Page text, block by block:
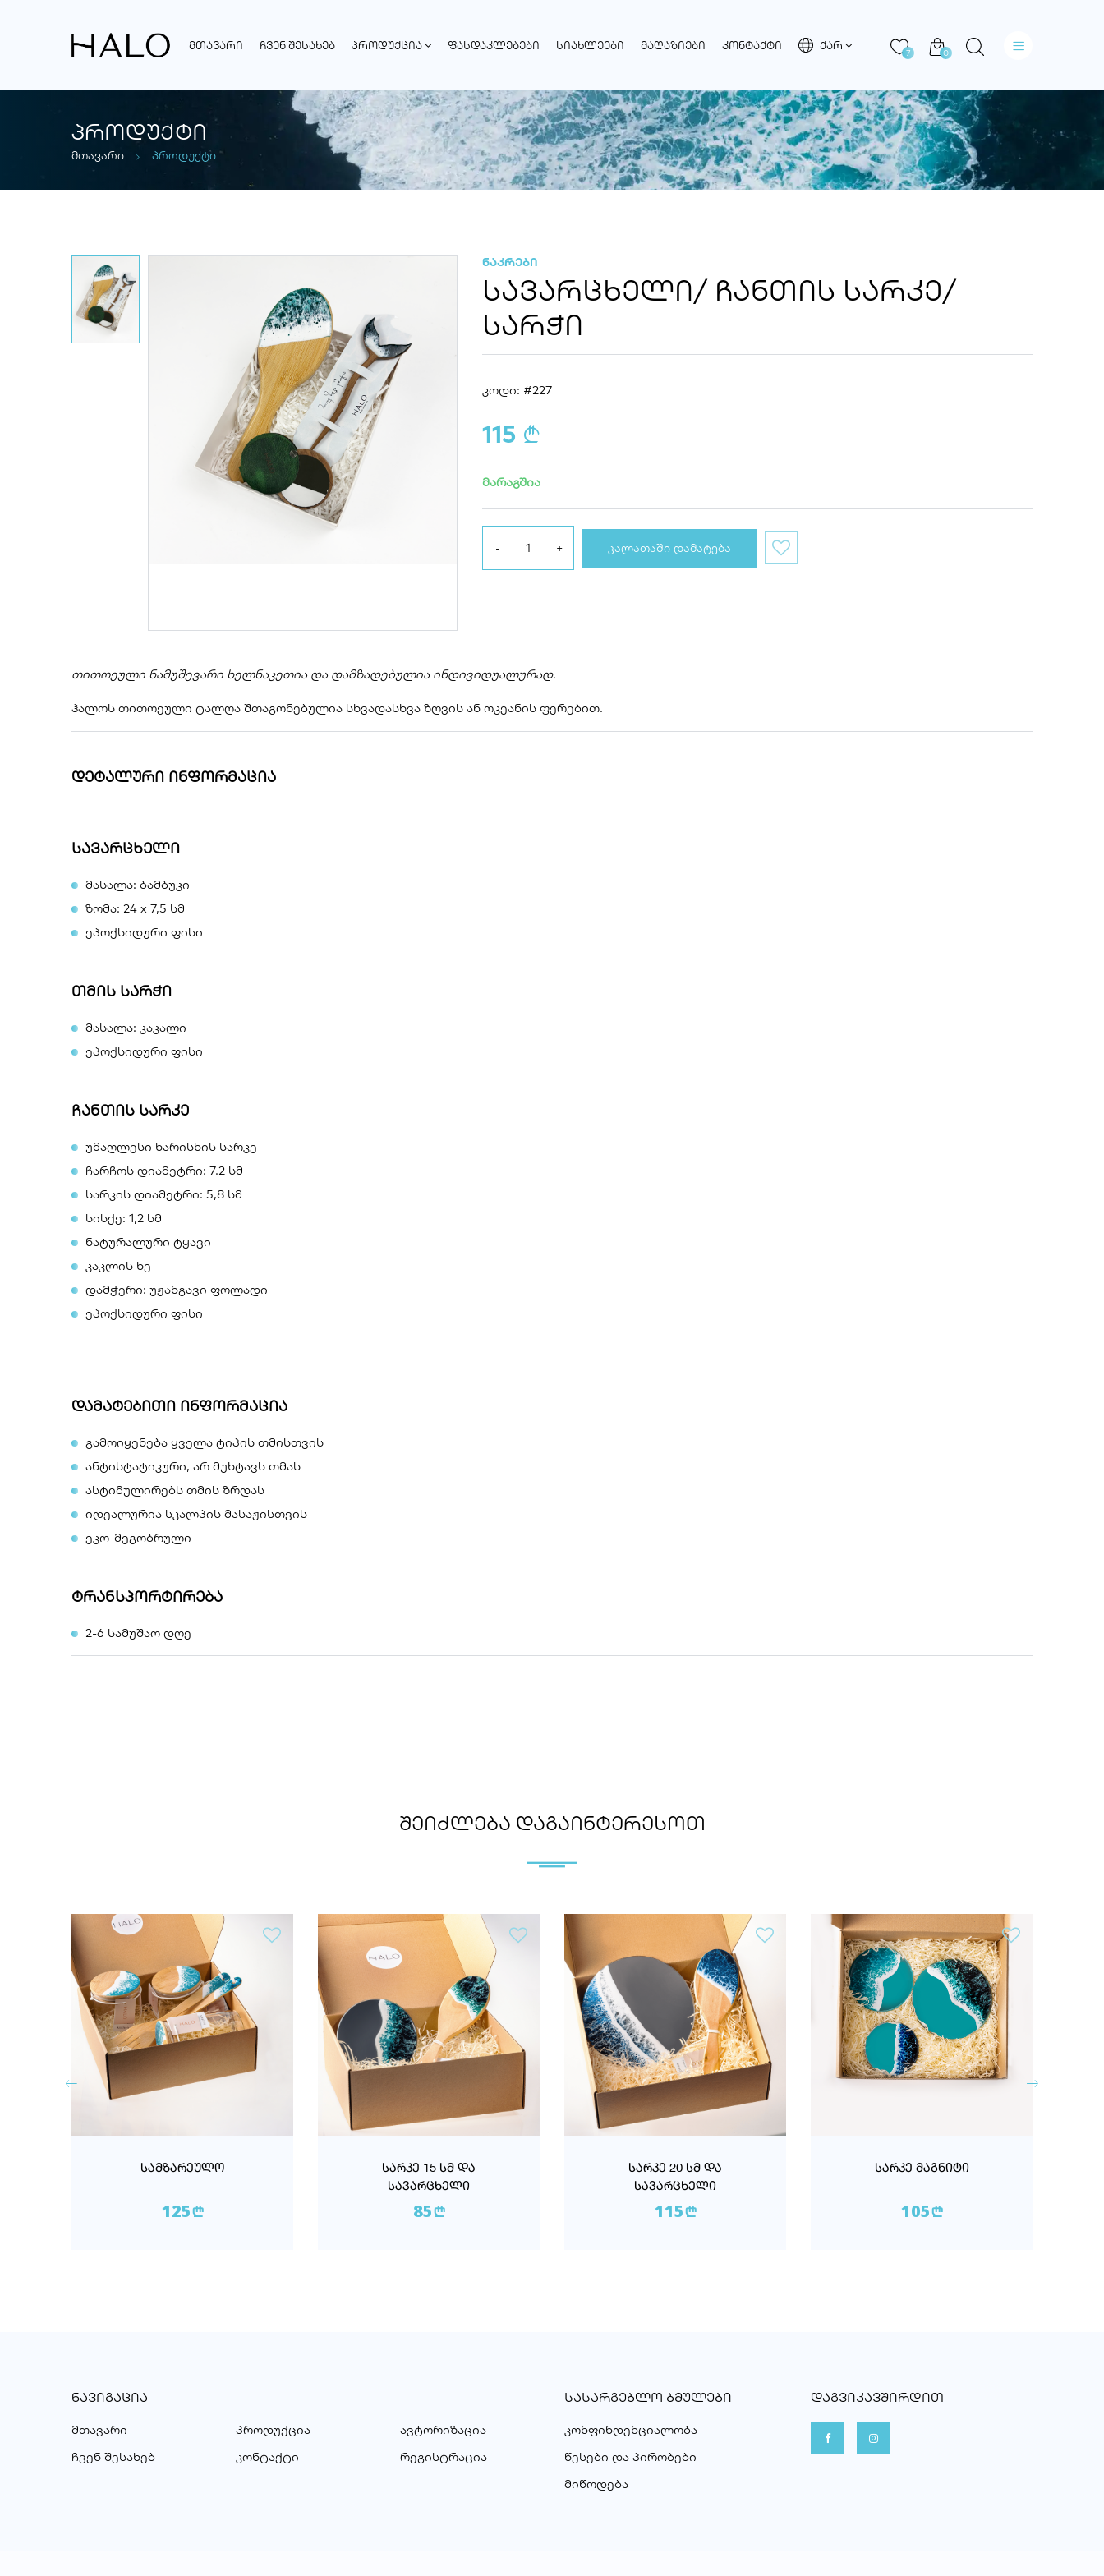
ᲛᲗᲐᲕᲐᲠᲘ ᲩᲕᲔᲜ ᲨᲔᲡᲐᲮᲔᲑ ᲞᲠᲝᲓᲣᲥᲪᲘᲐ ᲤᲐᲡᲓᲐᲙᲚᲔᲑᲔᲑᲘ ᲡᲘᲐᲮᲚᲔᲔᲑᲘ ᲛᲐᲦᲐᲖᲘᲔᲑᲘ ᲙᲝᲜᲢᲐᲥᲢᲘ ᲥᲐᲠ
7 0
ᲞᲠᲝᲓᲣᲥᲢᲘ
მთავარი პროდუქტი
ნაკრები
ᲡᲐᲕᲐᲠᲪᲮᲔᲚᲘ/ ᲩᲐᲜᲗᲘᲡ ᲡᲐᲠᲙᲔ/
ᲡᲐᲠᲭᲘ
კოდი: #227
115 a
მარაგშია
ᲙᲐᲚᲐᲗᲐᲨᲘ ᲓᲐᲛᲐᲢᲔᲑᲐ
თითოეული ნამუშევარი ხელნაკეთია და დამზადებულია ინდივიდუალურად.
ჰალოს თითოეული ტალღა შთაგონებულია სხვადასხვა ზღვის ან ოკეანის ფერებით.
დეტალური ინფორმაცია
სავარცხელი
მასალა: ბამბუკი
ზომა: 24 x 7,5 სმ
ეპოქსიდური ფისი
თმის სარჭი
მასალა: კაკალი
ეპოქსიდური ფისი
ჩანთის სარკე
უმაღლესი ხარისხის სარკე
ჩარჩოს დიამეტრი: 7.2 სმ
სარკის დიამეტრი: 5,8 სმ
სისქე: 1,2 სმ
ნატურალური ტყავი
კაკლის ხე
დამჭერი: უჟანგავი ფოლადი
ეპოქსიდური ფისი
დამატებითი ინფორმაცია
გამოიყენება ყველა ტიპის თმისთვის
ანტისტატიკური, არ მუხტავს თმას
ასტიმულირებს თმის ზრდას
იდეალურია სკალპის მასაჟისთვის
ეკო-მეგობრული
ტრანსპორტირება
2-6 სამუშაო დღე
ᲨᲔᲘᲫᲚᲔᲑᲐ ᲓᲐᲒᲐᲘᲜᲢᲔᲠᲔᲡᲝᲗ
ᲡᲐᲛᲖᲐᲠᲔᲣᲚᲝ
125n
ᲡᲐᲠᲙᲔ 15 ᲡᲛ ᲓᲐ
ᲡᲐᲕᲐᲠᲪᲮᲔᲚᲘ
85n
ᲡᲐᲠᲙᲔ 20 ᲡᲛ ᲓᲐ
ᲡᲐᲕᲐᲠᲪᲮᲔᲚᲘ
115n
ᲡᲐᲠᲙᲔ ᲛᲐᲒᲜᲘᲢᲘ
105n
ᲜᲐᲕᲘᲒᲐᲪᲘᲐ
მთავარი
ჩვენ შესახებ
პროდუქცია
კონტაქტი
ავტორიზაცია
რეგისტრაცია
ᲡᲐᲡᲐᲠᲒᲔᲑᲚᲝ ᲑᲛᲣᲚᲔᲑᲘ
კონფინდენციალობა
წესები და პირობები
მიწოდება
ᲓᲐᲒᲕᲘᲙᲐᲕᲨᲘᲠᲓᲘᲗ